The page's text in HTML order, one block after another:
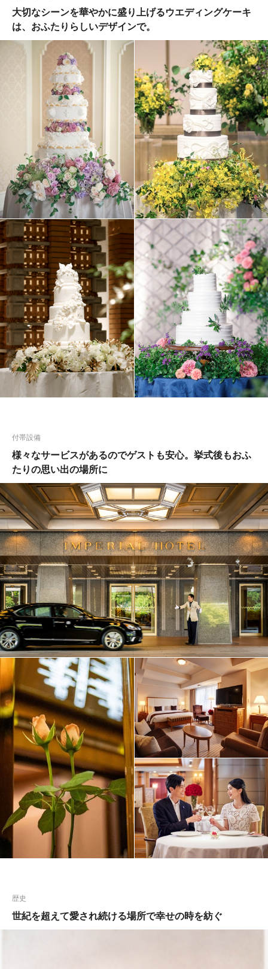
大切なシーンを華やかに盛り上げるウエディングケーキ
は、おふたりらしいデザインで。
様々なサービスがあるのでゲストも安心。挙式後もおふ
たりの思い出の場所に
付帯設備
世紀を超えて愛され続ける場所で幸せの時を紡ぐ
歴史